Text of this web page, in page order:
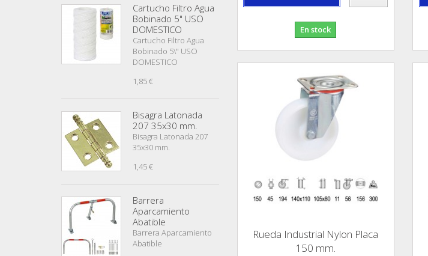
Cartucho Filtro Agua
Bobinado 5" USO
DOMESTICO
Cartucho Filtro Agua
Bobinado 5\" USO
DOMESTICO
1,85 €
Bisagra Latonada
207 35x30 mm.
Bisagra Latonada 207
35x30 mm.
1,45 €
Barrera
Aparcamiento
Abatible
Barrera Aparcamiento
Abatible
En stock
Rueda Industrial Nylon Placa
150 mm.